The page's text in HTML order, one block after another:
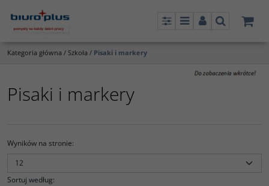
PanelMenuPanelSzukaj
Kategoria główna / Szkoła / Pisaki i markery
Pisaki i markery
Wyników na stronie:
Sortuj według: